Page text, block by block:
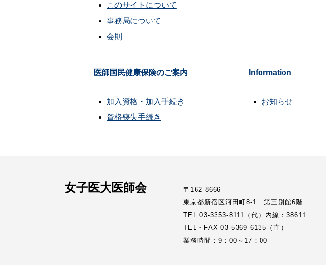
このサイトについて
事務局について
会則
医師国民健康保険のご案内
加入資格・加入手続き
資格喪失手続き
Information
お知らせ
女子医大医師会
〒162-8666
東京都新宿区河田町8-1 第三別館6階
TEL 03-3353-8111（代）内線：38611
TEL・FAX 03-5369-6135（直）
業務時間：9：00～17：00